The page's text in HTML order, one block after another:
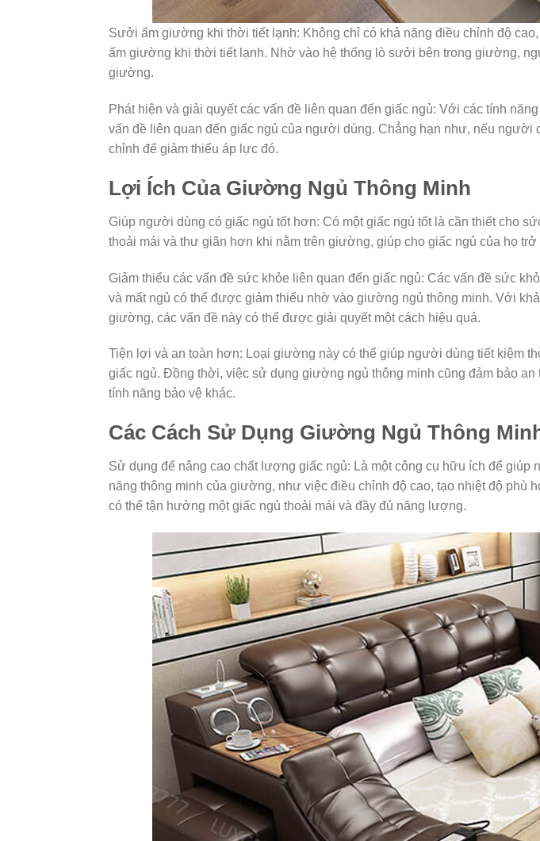
Sưởi ấm giường khi thời tiết lạnh: Không chỉ có khả năng điều chỉnh độ
ấm giường khi thời tiết lạnh. Nhờ vào hệ thống lò sưởi bên trong giường,
giường.
Phát hiện và giải quyết các vấn đề liên quan đến giấc ngủ: Với các tính
vấn đề liên quan đến giấc ngủ của người dùng. Chẳng hạn như, nếu
chỉnh để giảm thiểu áp lực đó.
Lợi Ích Của Giường Ngủ Thông Minh
Giúp người dùng có giấc ngủ tốt hơn: Có một giấc ngủ tốt là cần thiết cho
thoải mái và thư giãn hơn khi nằm trên giường, giúp cho giấc ngủ của họ
Giảm thiểu các vấn đề sức khỏe liên quan đến giấc ngủ: Các vấn đề sức
và mất ngủ có thể được giảm thiểu nhờ vào giường ngủ thông minh. Với
giường, các vấn đề này có thể được giải quyết một cách hiệu quả.
Tiện lợi và an toàn hơn: Loại giường này có thể giúp người dùng tiết kiệm
giấc ngủ. Đồng thời, việc sử dụng giường ngủ thông minh cũng đảm bảo
tính năng bảo vệ khác.
Các Cách Sử Dụng Giường Ngủ Thông
Sử dụng để nâng cao chất lượng giấc ngủ: Là một công cụ hữu ích để
năng thông minh của giường, như việc điều chỉnh độ cao, tạo nhiệt độ
có thể tận hưởng một giấc ngủ thoải mái và đầy đủ năng lượng.